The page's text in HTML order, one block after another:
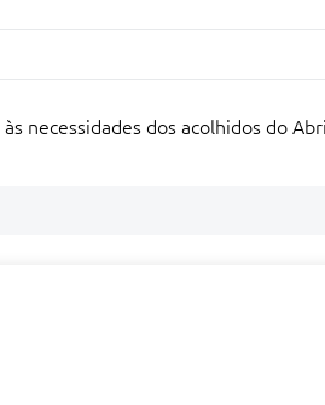
necessidades dos acolhidos do